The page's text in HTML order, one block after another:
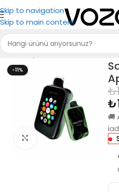
Skip to navigation
Skip to main content
Ana Sayfa Saltica Saltica
-11%
Büyütmek için tıkla
₺
₺
🚚